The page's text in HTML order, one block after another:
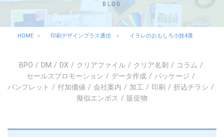
BLOG
HOME 印刷デザインプラス通信 イラレのおもしろ小技4選
BPO DM DX クリアファイル クリア名刺
コラム
セールスプロモーション
データ作成
パッケージ
パンフレット
付加価値 会社案内 加工 印刷
折込チラシ
擬似エンボス
販促物